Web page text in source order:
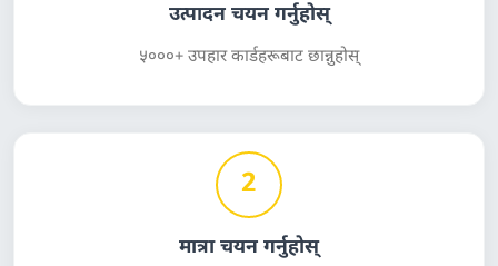
उत्पादन चयन गर्नुहोस्
५०००+ उपहार कार्डहरूबाट छान्नुहोस्
2
मात्रा चयन गर्नुहोस्